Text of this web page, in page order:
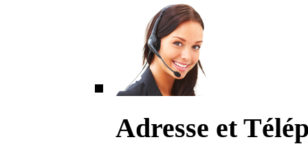
Adresse et